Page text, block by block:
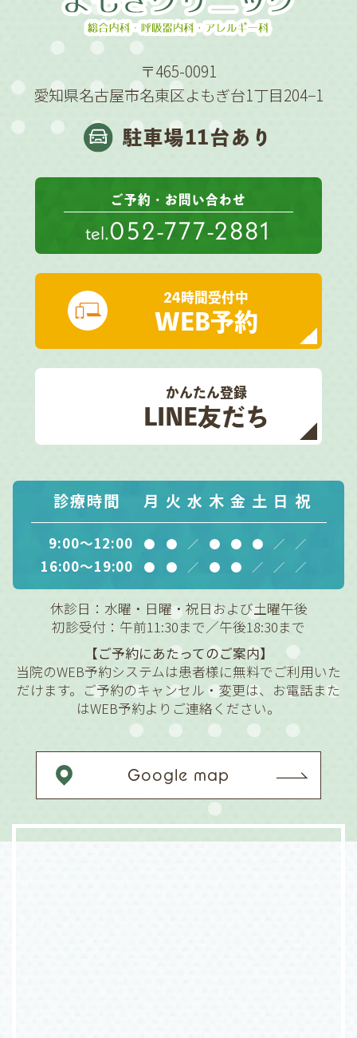
〒465-0091
愛知県名古屋市名東区よもぎ台1丁目204−1
駐車場11台あり
ご予約・お問い合わせ
tel.052-777-2881
24時間受付中
WEB予約
かんたん登録
LINE友だち
診療時間 月 火 水 木 金 土 日 祝
9:00～12:00 ● ● ／ ● ● ● ／ ／
16:00～19:00 ● ● ／ ● ● ／ ／ ／
休診日：水曜・日曜・祝日および土曜午後
初診受付：午前11:30まで／午後18:30まで
【ご予約にあたってのご案内】
当院のWEB予約システムは患者様に無料でご利用いた
だけます。ご予約のキャンセル・変更は、お電話また
はWEB予約よりご連絡ください。
Google map